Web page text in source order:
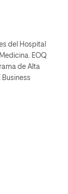
del Hospital
EOQ
de Alta
Business